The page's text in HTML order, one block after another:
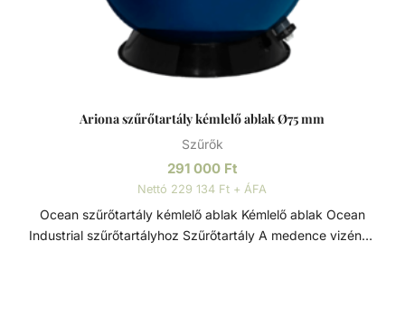
Ariona szűrőtartály kémlelő ablak Ø75 mm
Szűrők
291 000 Ft
Nettó 229 134 Ft + ÁFA
Ocean szűrőtartály kémlelő ablak Kémlelő ablak Ocean
Industrial szűrőtartályhoz Szűrőtartály A medence vizének